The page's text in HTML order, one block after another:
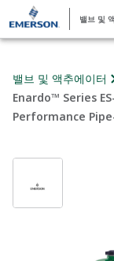
밸브 및
밸브 및 액추에이터
Enardo™ Series
Performance